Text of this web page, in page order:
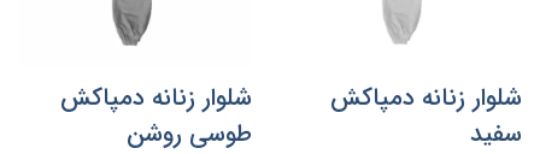
شلوار زنانه دمپاکش
سفید
شلوار زنانه دمپاکش
طوسی روشن